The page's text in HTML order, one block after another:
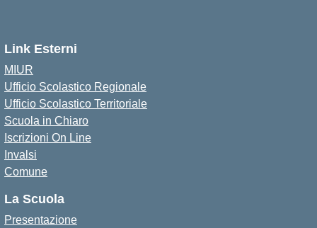
Link Esterni
MIUR
Ufficio Scolastico Regionale
Ufficio Scolastico Territoriale
Scuola in Chiaro
Iscrizioni On Line
Invalsi
Comune
La Scuola
Presentazione